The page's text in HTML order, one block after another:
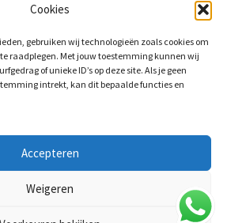
Cookies
gebruiken wij technologieën zoals cookies om
raadplegen. Met jouw toestemming kunnen wij
of unieke ID’s op deze site. Als je geen
intrekt, kan dit bepaalde functies en
Accepteren
Weigeren
(B2B)